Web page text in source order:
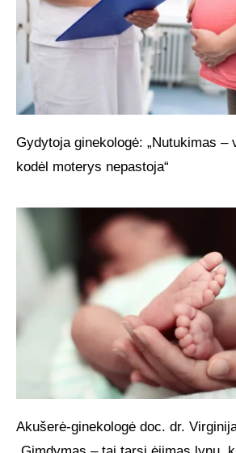
Gydytoja ginekologė: „Nutukimas –
kodėl moterys nepastoja“
Akušerė-ginekologė doc. dr.